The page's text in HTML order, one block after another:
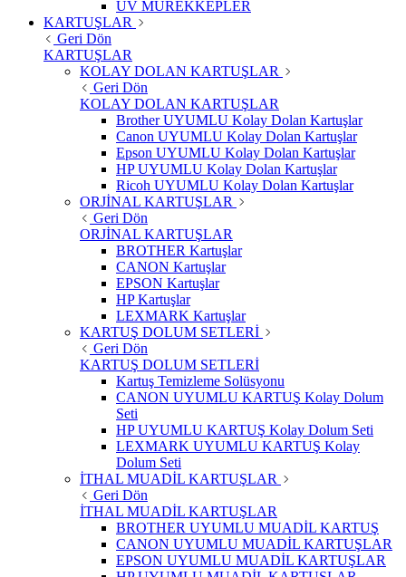
UV MÜREKKEPLER
KARTUŞLAR
Geri Dön
KARTUŞLAR
KOLAY DOLAN KARTUŞLAR
Geri Dön
KOLAY DOLAN KARTUŞLAR
Brother UYUMLU Kolay Dolan Kartuşlar
Canon UYUMLU Kolay Dolan Kartuşlar
Epson UYUMLU Kolay Dolan Kartuşlar
HP UYUMLU Kolay Dolan Kartuşlar
Ricoh UYUMLU Kolay Dolan Kartuşlar
ORJİNAL KARTUŞLAR
Geri Dön
ORJİNAL KARTUŞLAR
BROTHER Kartuşlar
CANON Kartuşlar
EPSON Kartuşlar
HP Kartuşlar
LEXMARK Kartuşlar
KARTUŞ DOLUM SETLERİ
Geri Dön
KARTUŞ DOLUM SETLERİ
Kartuş Temizleme Solüsyonu
CANON UYUMLU KARTUŞ Kolay Dolum
Seti
HP UYUMLU KARTUŞ Kolay Dolum Seti
LEXMARK UYUMLU KARTUŞ Kolay
Dolum Seti
İTHAL MUADİL KARTUŞLAR
Geri Dön
İTHAL MUADİL KARTUŞLAR
BROTHER UYUMLU MUADİL KARTUŞ
CANON UYUMLU MUADİL KARTUŞLAR
EPSON UYUMLU MUADİL KARTUŞLAR